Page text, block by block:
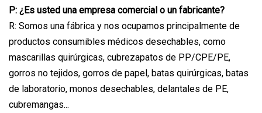
P: ¿Es usted una empresa comercial o un fabricante?
R: Somos una fábrica y nos ocupamos principalmente de
productos consumibles médicos desechables, como
mascarillas quirúrgicas, cubrezapatos de PP/CPE/PE,
gorros no tejidos, gorros de papel, batas quirúrgicas, batas
de laboratorio, monos desechables, delantales de PE,
cubremangas...